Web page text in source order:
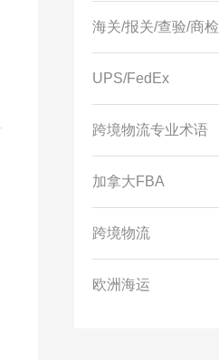
海关/报关/查验/商检
UPS/FedEx
跨境物流专业术语
加拿大FBA
跨境物流
欧洲海运